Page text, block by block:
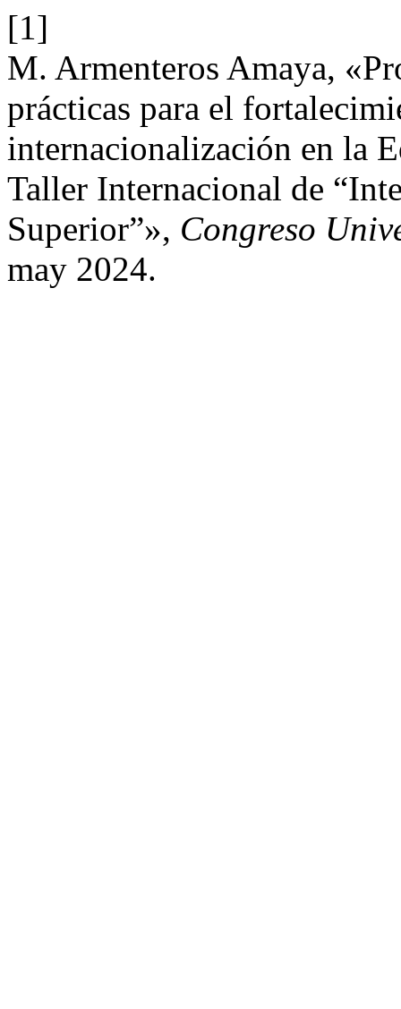
[1]
M. Armenteros Amaya,
prácticas para el
internacionalización en la
Taller Internacional de
Superior”», Congreso
may 2024.